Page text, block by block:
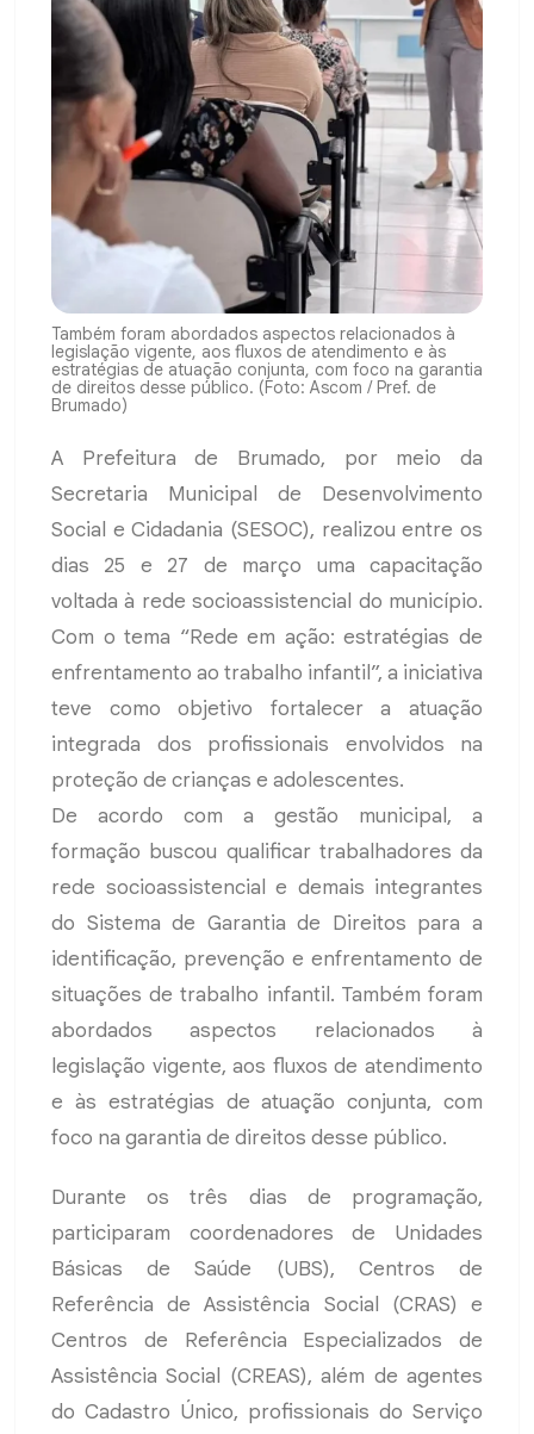
Também foram abordados aspectos relacionados à
legislação vigente, aos fluxos de atendimento e às
estratégias de atuação conjunta, com foco na garantia
de direitos desse público. (Foto: Ascom / Pref. de
Brumado)
A Prefeitura de Brumado, por meio da
Secretaria Municipal de Desenvolvimento
Social e Cidadania (SESOC), realizou entre os
dias 25 e 27 de março uma capacitação
voltada à rede socioassistencial do município.
Com o tema “Rede em ação: estratégias de
enfrentamento ao trabalho infantil”, a iniciativa
teve como objetivo fortalecer a atuação
integrada dos profissionais envolvidos na
proteção de crianças e adolescentes.
De acordo com a gestão municipal, a
formação buscou qualificar trabalhadores da
rede socioassistencial e demais integrantes
do Sistema de Garantia de Direitos para a
identificação, prevenção e enfrentamento de
situações de trabalho infantil. Também foram
abordados aspectos relacionados à
legislação vigente, aos fluxos de atendimento
e às estratégias de atuação conjunta, com
foco na garantia de direitos desse público.
Durante os três dias de programação,
participaram coordenadores de Unidades
Básicas de Saúde (UBS), Centros de
Referência de Assistência Social (CRAS) e
Centros de Referência Especializados de
Assistência Social (CREAS), além de agentes
do Cadastro Único, profissionais do Serviço